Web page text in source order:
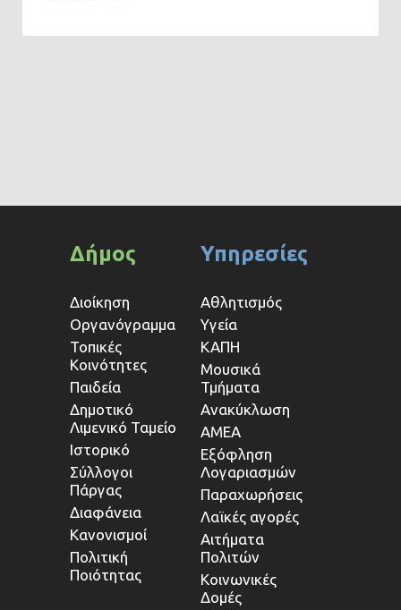
Δήμος
Διοίκηση
Οργανόγραμμα
Τοπικές
Κοινότητες
Παιδεία
Δημοτικό
Λιμενικό Ταμείο
Ιστορικό
Σύλλογοι
Πάργας
Διαφάνεια
Κανονισμοί
Πολιτική
Ποιότητας
Υπηρεσίες
Αθλητισμός
Υγεία
ΚΑΠΗ
Μουσικά
Τμήματα
Ανακύκλωση
ΑΜΕΑ
Εξόφληση
Λογαριασμών
Παραχωρήσεις
Λαϊκές αγορές
Αιτήματα
Πολιτών
Κοινωνικές
Δομές